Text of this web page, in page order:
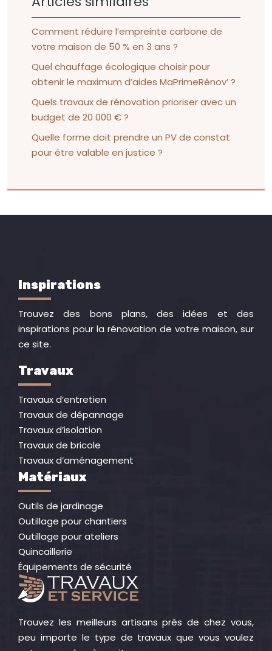
Comment réduire l’empreinte carbone de
votre maison de 50 % en 3 ans ?
Quel chauffage écologique choisir pour
obtenir le maximum d’aides MaPrimeRénov’ ?
Quels travaux de rénovation prioriser avec un
budget de 20 000 € ?
Quelle forme doit prendre un PV de constat
pour être valable en justice ?
Inspirations
Trouvez des bons plans, des idées et des
inspirations pour la rénovation de votre maison, sur
ce site.
Travaux
Travaux d’entretien
Travaux de dépannage
Travaux d’isolation
Travaux de bricole
Travaux d’aménagement
Matériaux
Outils de jardinage
Outillage pour chantiers
Outillage pour ateliers
Quincaillerie
Équipements de sécurité
Trouvez les meilleurs artisans près de chez vous,
peu importe le type de travaux que vous voulez